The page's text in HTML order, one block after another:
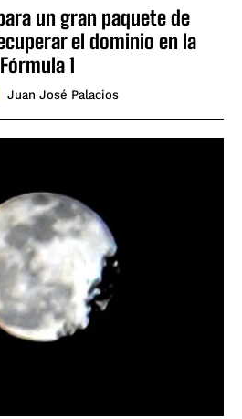
un gran paquete de
el dominio en la
Fórmula 1
Juan José Palacios